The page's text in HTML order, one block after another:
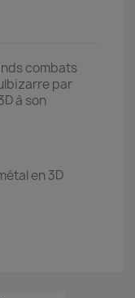
combats
par
à son
en 3D